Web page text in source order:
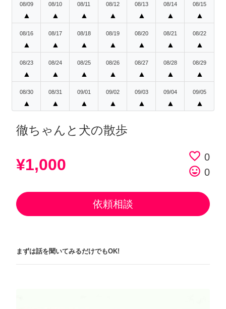
08/09
▲
08/10
▲
08/11
▲
08/12
▲
08/13
▲
08/14
▲
08/15
▲
08/16
▲
08/17
▲
08/18
▲
08/19
▲
08/20
▲
08/21
▲
08/22
▲
08/23
▲
08/24
▲
08/25
▲
08/26
▲
08/27
▲
08/28
▲
08/29
▲
08/30
▲
08/31
▲
09/01
▲
09/02
▲
09/03
▲
09/04
▲
09/05
▲
徹ちゃんと犬の散歩
¥1,000 favorite_border 0
tag_faces 0
依頼相談
まずは話を聞いてみるだけでもOK!